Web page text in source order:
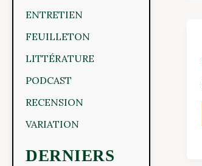
ENTRETIEN
FEUILLETON
LITTÉRATURE
PODCAST
RECENSION
VARIATION
DERNIERS